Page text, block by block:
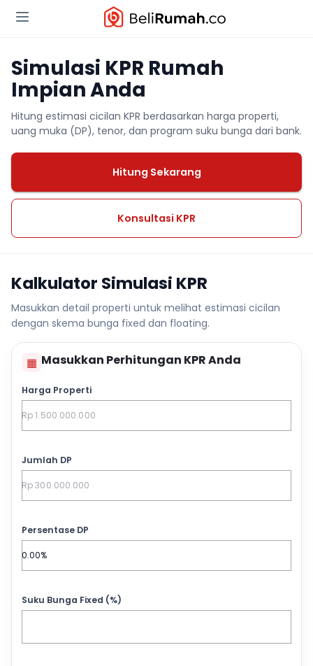
Simulasi KPR Rumah
Impian Anda
Hitung estimasi cicilan KPR berdasarkan harga properti,
uang muka (DP), tenor, dan program suku bunga dari bank.
Hitung Sekarang
Konsultasi KPR
Kalkulator Simulasi KPR
Masukkan detail properti untuk melihat estimasi cicilan
dengan skema bunga fixed dan floating.
▦ Masukkan Perhitungan KPR Anda
Harga Properti
Jumlah DP
Persentase DP
Suku Bunga Fixed (%)